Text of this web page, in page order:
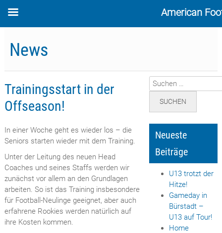
Skip
content
News
Trainingsstart in der
Offseason!
In einer Woche geht es wieder los – die
Seniors starten wieder mit dem Training.
Unter der Leitung des neuen Head
Coaches und seines Staffs werden wir
zunächst vor allem an den Grundlagen
arbeiten. So ist das Training insbesondere
für Football-Neulinge geeignet, aber auch
erfahrene Rookies werden natürlich auf
ihre Kosten kommen.
Suchen
nach:
Neueste
Beiträge
U13 trotzt der
Hitze!
Gameday in
Bürstadt –
U13 auf Tour!
Home
American